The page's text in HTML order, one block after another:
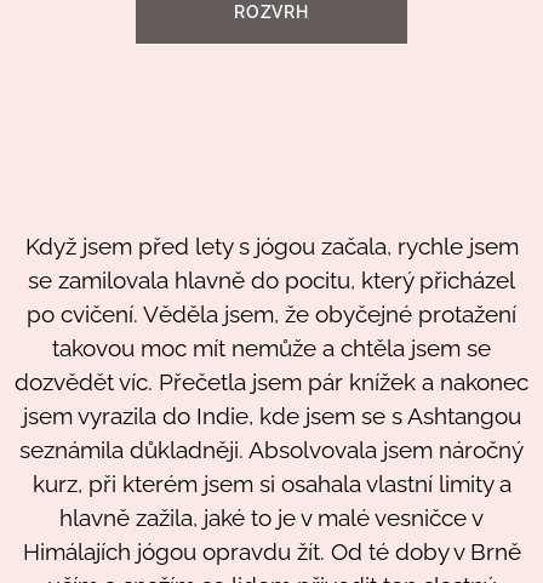
ROZVRH
Když jsem před lety s jógou začala, rychle jsem
se zamilovala hlavně do pocitu, který přicházel
po cvičení. Věděla jsem, že obyčejné protažení
takovou moc mít nemůže a chtěla jsem se
dozvědět víc. Přečetla jsem pár knížek a nakonec
jsem vyrazila do Indie, kde jsem se s Ashtangou
seznámila důkladněji. Absolvovala jsem náročný
kurz, při kterém jsem si osahala vlastní limity a
hlavně zažila, jaké to je v malé vesničce v
Himálajích jógou opravdu žít. Od té doby v Brně